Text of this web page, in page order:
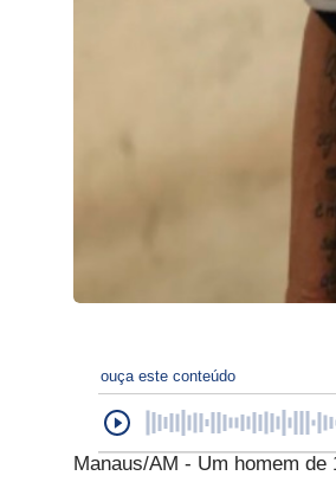
ouça este conteúdo
Manaus/AM - Um homem